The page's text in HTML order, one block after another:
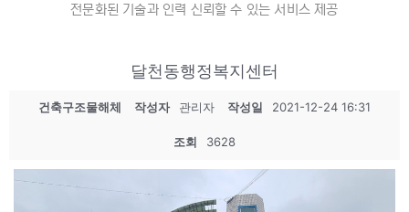
전문화된 기술과 인력 신뢰할 수 있는 서비스 제공
달천동행정복지센터
건축구조물해체 작성자 관리자 작성일 2021-12-24 16:31
조회 3628